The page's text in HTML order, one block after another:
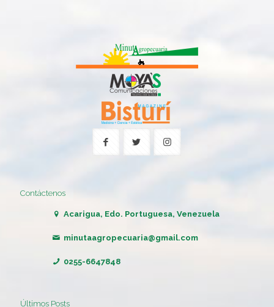
Contáctenos
Acarigua, Edo. Portuguesa, Venezuela
minutaagropecuaria@gmail.com
0255-6647848
Últimos Posts